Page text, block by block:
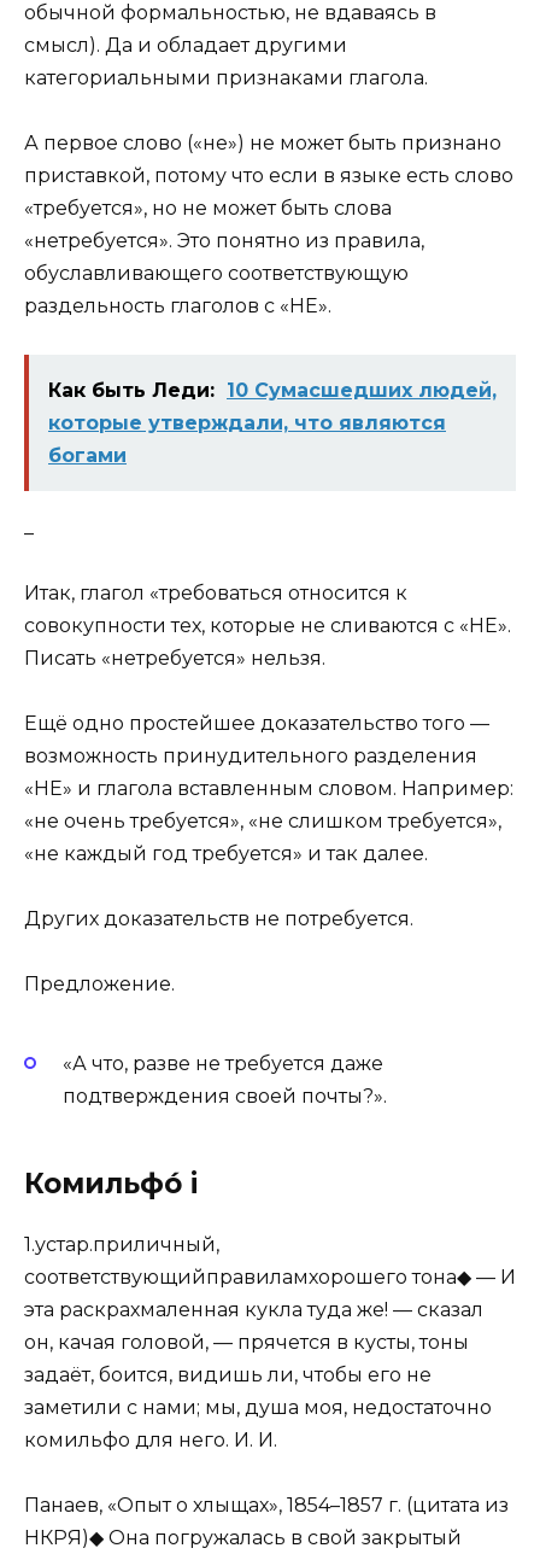
обычной формальностью, не вдаваясь в
смысл). Да и обладает другими
категориальными признаками глагола.
А первое слово («не») не может быть признано
приставкой, потому что если в языке есть слово
«требуется», но не может быть слова
«нетребуется». Это понятно из правила,
обуславливающего соответствующую
раздельность глаголов с «НЕ».
Как быть Леди: 10 Сумасшедших людей,
которые утверждали, что являются
богами
Итак, глагол «требоваться относится к
совокупности тех, которые не сливаются с «НЕ».
Писать «нетребуется» нельзя.
Ещё одно простейшее доказательство того —
возможность принудительного разделения
«НЕ» и глагола вставленным словом. Например:
«не очень требуется», «не слишком требуется»,
«не каждый год требуется» и так далее.
Других доказательств не потребуется.
Предложение.
«А что, разве не требуется даже
подтверждения своей почты?».
Комильфо́ i
1.устар.приличный,
соответствующийправиламхорошего тона◆ — И
эта раскрахмаленная кукла туда же! — сказал
он, качая головой, — прячется в кусты, тоны
задаёт, боится, видишь ли, чтобы его не
заметили с нами; мы, душа моя, недостаточно
комильфо для него. И. И.
Панаев, «Опыт о хлыщах», 1854–1857 г. (цитата из
НКРЯ)◆ Она погружалась в свой закрытый